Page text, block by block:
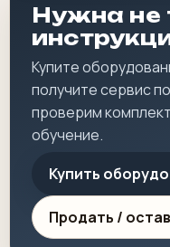
Нужна не
Купите
получите сервис
проверим
обучение.
Купить
Продать /